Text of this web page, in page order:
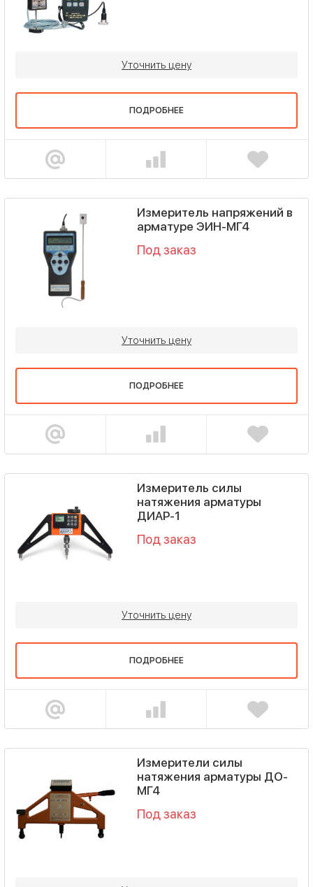
Уточнить цену
ПОДРОБНЕЕ
Измеритель напряжений в
арматуре ЭИН-МГ4
Под заказ
Уточнить цену
ПОДРОБНЕЕ
Измеритель силы
натяжения арматуры
ДИАР-1
Под заказ
Уточнить цену
ПОДРОБНЕЕ
Измерители силы
натяжения арматуры ДО-
МГ4
Под заказ